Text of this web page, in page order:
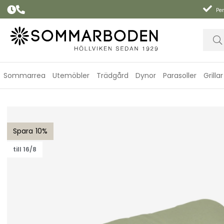
Sommarrea Utemöbler Trädgård Dynor Parasoller Grillar
10
till 16/8